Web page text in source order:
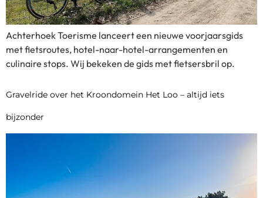
Achterhoek Toerisme lanceert een nieuwe voorjaarsgids
met fietsroutes, hotel-naar-hotel-arrangementen en
culinaire stops. Wij bekeken de gids met fietsersbril op.
Gravelride over het Kroondomein Het Loo – altijd iets
bijzonder